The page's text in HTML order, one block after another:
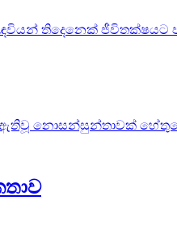
තිදෙනෙක් ජීවිතක්ෂයට
ඇතිවූ නොසන්සුන්තාවක්